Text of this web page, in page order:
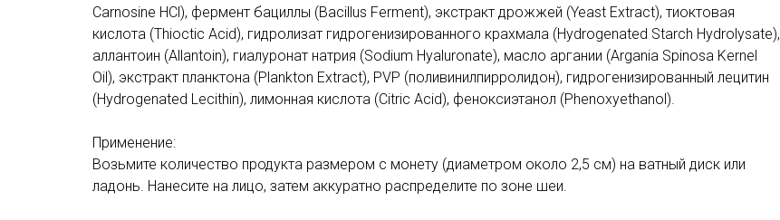
Carnosine HCl), фермент бациллы (Bacillus Ferment), экстракт дрожжей (Yeast Extract), тиоктовая
кислота (Thioctic Acid), гидролизат гидрогенизированного крахмала (Hydrogenated Starch Hydrolysate),
аллантоин (Allantoin), гиалуронат натрия (Sodium Hyaluronate), масло аргании (Argania Spinosa Kernel
Oil), экстракт планктона (Plankton Extract), PVP (поливинилпирролидон), гидрогенизированный лецитин
(Hydrogenated Lecithin), лимонная кислота (Citric Acid), феноксиэтанол (Phenoxyethanol).
Применение:
Возьмите количество продукта размером с монету (диаметром около 2,5 см) на ватный диск или
ладонь. Нанесите на лицо, затем аккуратно распределите по зоне шеи.